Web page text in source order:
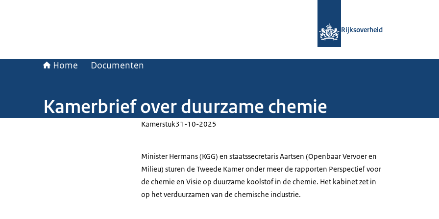
Rijksoverheid
Home Documenten
Kamerbrief over duurzame chemie
Kamerstuk31-10-2025
Minister Hermans (KGG) en staatssecretaris Aartsen (Openbaar Vervoer en
Milieu) sturen de Tweede Kamer onder meer de rapporten Perspectief voor
de chemie en Visie op duurzame koolstof in de chemie. Het kabinet zet in
op het verduurzamen van de chemische industrie.